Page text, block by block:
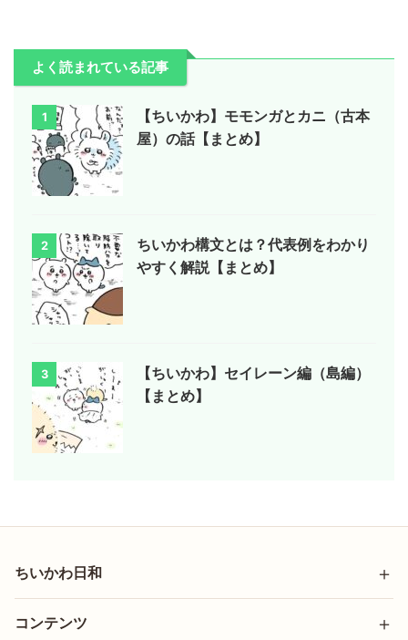
よく読まれている記事
1
【ちいかわ】モモンガとカニ（古本
屋）の話【まとめ】
2
ちいかわ構文とは？代表例をわかり
やすく解説【まとめ】
3
【ちいかわ】セイレーン編（島編）
【まとめ】
ちいかわ日和
コンテンツ